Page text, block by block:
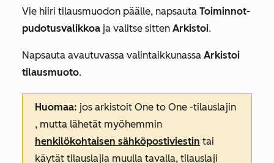
Vie hiiri tilausmuodon päälle, napsauta Toiminnot-
pudotusvalikkoa ja valitse sitten Arkistoi.
Napsauta avautuvassa valintaikkunassa Arkistoi
tilausmuoto.
Huomaa: jos arkistoit One to One -tilauslajin
, mutta lähetät myöhemmin
henkilökohtaisen sähköpostiviestin tai
käytät tilauslajia muulla tavalla, tilauslaji